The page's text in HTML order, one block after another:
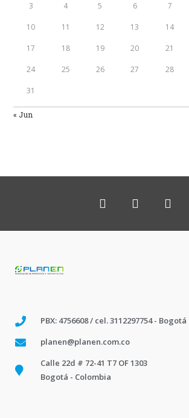
3 4 5 6 7
10 11 12 13 14
17 18 19 20 21
24 25 26 27 28
31
« Jun
PBX: 4756608 / cel. 3112297754 - Bogotá
planen@planen.com.co
Calle 22d # 72-41 T7 OF 1303
Bogotá - Colombia